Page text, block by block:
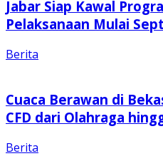
Jabar Siap Kawal
Pelaksanaan Mulai
Berita
Cuaca Berawan di
CFD dari Olahraga
Berita